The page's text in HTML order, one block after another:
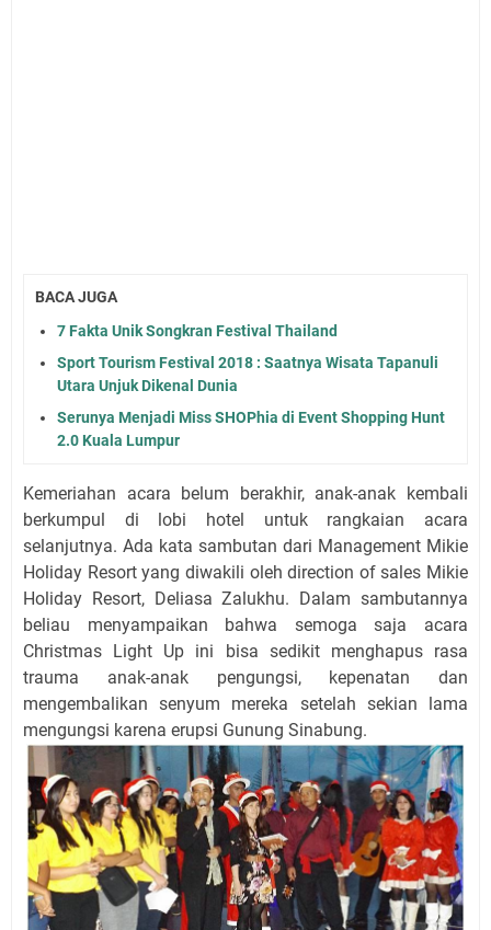
BACA JUGA
7 Fakta Unik Songkran Festival Thailand
Sport Tourism Festival 2018 : Saatnya Wisata Tapanuli
Utara Unjuk Dikenal Dunia
Serunya Menjadi Miss SHOPhia di Event Shopping Hunt
2.0 Kuala Lumpur
Kemeriahan acara belum berakhir, anak-anak kembali
berkumpul di lobi hotel untuk rangkaian acara
selanjutnya. Ada kata sambutan dari Management Mikie
Holiday Resort yang diwakili oleh direction of sales Mikie
Holiday Resort, Deliasa Zalukhu. Dalam sambutannya
beliau menyampaikan bahwa semoga saja acara
Christmas Light Up ini bisa sedikit menghapus rasa
trauma anak-anak pengungsi, kepenatan dan
mengembalikan senyum mereka setelah sekian lama
mengungsi karena erupsi Gunung Sinabung.